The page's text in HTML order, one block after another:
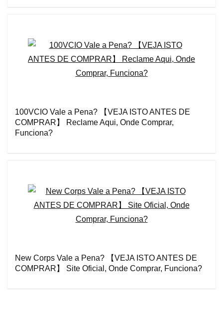
100VCIO Vale a Pena? 【VEJA ISTO ANTES DE
COMPRAR】 Reclame Aqui, Onde Comprar,
Funciona?
New Corps Vale a Pena? 【VEJA ISTO ANTES DE
COMPRAR】 Site Oficial, Onde Comprar, Funciona?